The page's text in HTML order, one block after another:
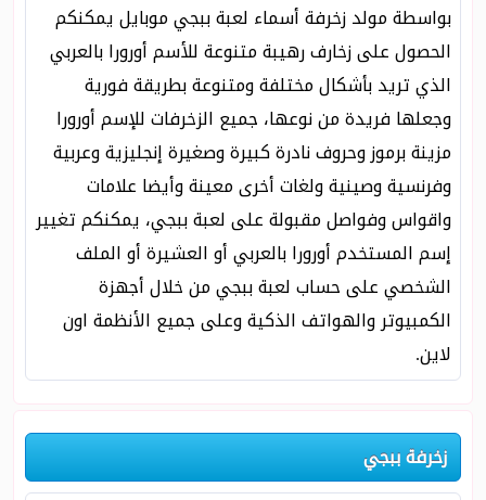
بواسطة مولد زخرفة أسماء لعبة ببجي موبايل يمكنكم
الحصول على زخارف رهيبة متنوعة للأسم أورورا بالعربي
الذي تريد بأشكال مختلفة ومتنوعة بطريقة فورية
وجعلها فريدة من نوعها، جميع الزخرفات للإسم أورورا
مزينة برموز وحروف نادرة كبيرة وصغيرة إنجليزية وعربية
وفرنسية وصينية ولغات أخرى معينة وأيضا علامات
واقواس وفواصل مقبولة على لعبة ببجي، يمكنكم تغيير
إسم المستخدم أورورا بالعربي أو العشيرة أو الملف
الشخصي على حساب لعبة ببجي من خلال أجهزة
الكمبيوتر والهواتف الذكية وعلى جميع الأنظمة اون
لاين.
زخرفة ببجي